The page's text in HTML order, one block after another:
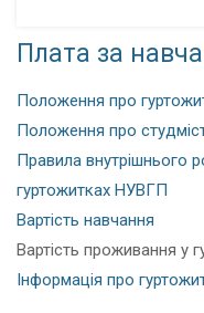
Плата за
Положення про
Положення про
Правила внутрішнього
гуртожитках НУВГП
Вартість навчання
Вартість проживання у
Інформація про